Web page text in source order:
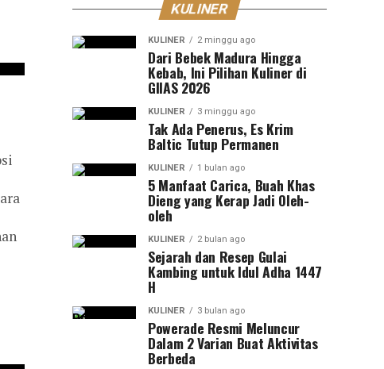
KULINER
KULINER 2 minggu ago
Dari Bebek Madura Hingga
Kebab, Ini Pilihan Kuliner di
GIIAS 2026
KULINER 3 minggu ago
Tak Ada Penerus, Es Krim
Baltic Tutup Permanen
KULINER 1 bulan ago
5 Manfaat Carica, Buah Khas
Dieng yang Kerap Jadi Oleh-
oleh
KULINER 2 bulan ago
Sejarah dan Resep Gulai
Kambing untuk Idul Adha 1447
H
KULINER 3 bulan ago
Powerade Resmi Meluncur
Dalam 2 Varian Buat Aktivitas
Berbeda